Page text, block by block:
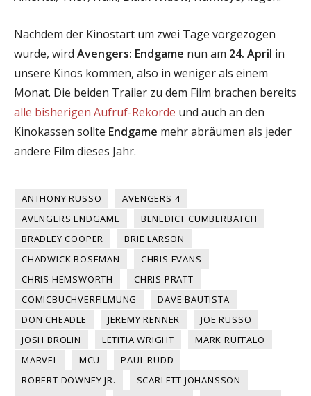
Nachdem der Kinostart um zwei Tage vorgezogen
wurde, wird Avengers: Endgame nun am 24. April in
unsere Kinos kommen, also in weniger als einem
Monat. Die beiden Trailer zu dem Film brachen bereits
alle bisherigen Aufruf-Rekorde und auch an den
Kinokassen sollte Endgame mehr abräumen als jeder
andere Film dieses Jahr.
ANTHONY RUSSO
AVENGERS 4
AVENGERS ENDGAME
BENEDICT CUMBERBATCH
BRADLEY COOPER
BRIE LARSON
CHADWICK BOSEMAN
CHRIS EVANS
CHRIS HEMSWORTH
CHRIS PRATT
COMICBUCHVERFILMUNG
DAVE BAUTISTA
DON CHEADLE
JEREMY RENNER
JOE RUSSO
JOSH BROLIN
LETITIA WRIGHT
MARK RUFFALO
MARVEL
MCU
PAUL RUDD
ROBERT DOWNEY JR.
SCARLETT JOHANSSON